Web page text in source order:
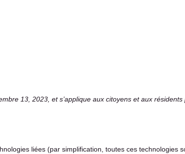
13, 2023, et s’applique aux citoyens et aux
liées (par simplification, toutes ces technologies